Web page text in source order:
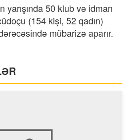
yarışında 50 klub və idman
(154 kişi, 52 qadın)
mübarizə aparır.